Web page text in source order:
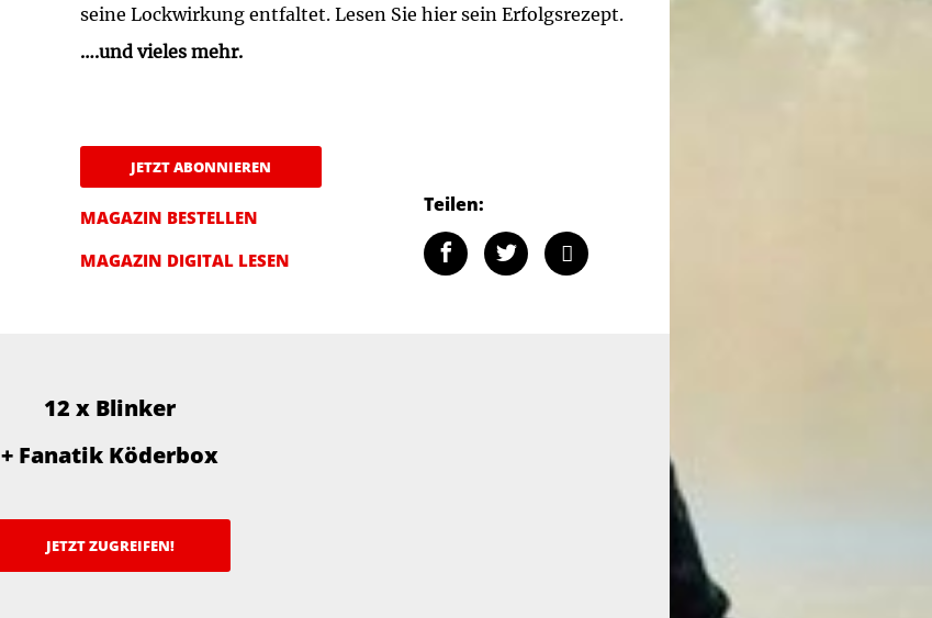
seine Lockwirkung entfaltet. Lesen Sie hier sein Erfolgsrezept.
….und vieles mehr.
JETZT ABONNIEREN
MAGAZIN BESTELLEN
MAGAZIN DIGITAL LESEN
Teilen:
12 x Blinker
+ Fanatik Köderbox
JETZT ZUGREIFEN!